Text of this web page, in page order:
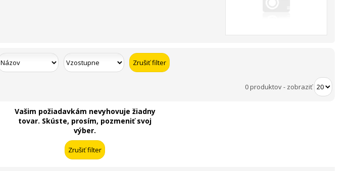
0 produktov- zobraziť
Vašim požiadavkám nevyhovuje žiadny
tovar. Skúste, prosím, pozmeniť svoj
výber.